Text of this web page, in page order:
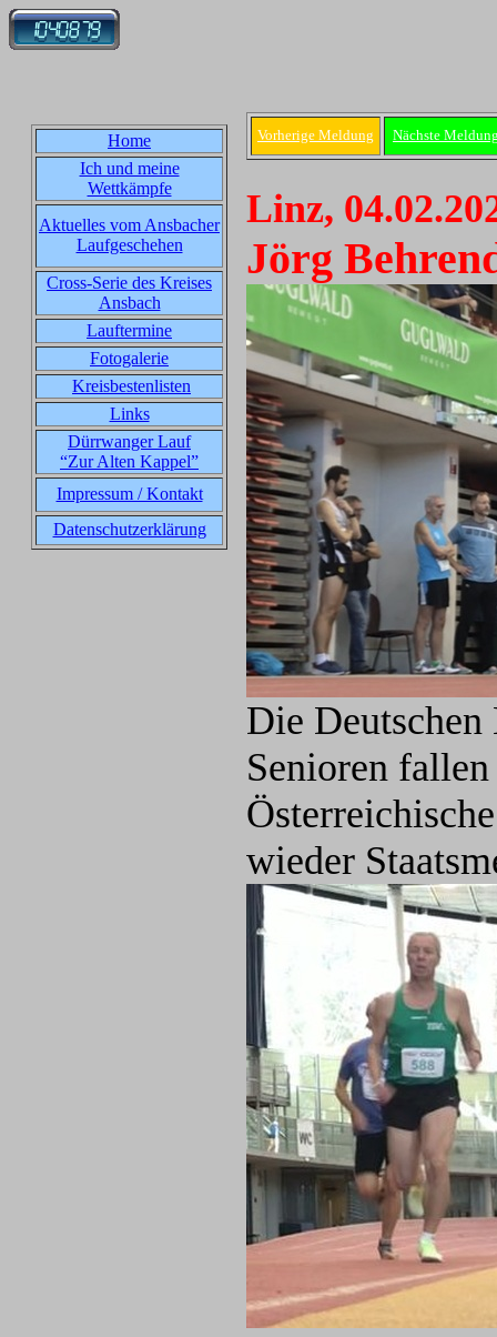
Home
Ich und meine
Wettkämpfe
Aktuelles vom Ansbacher
Laufgeschehen
Cross-Serie des Kreises
Ansbach
Lauftermine
Fotogalerie
Kreisbestenlisten
Links
Dürrwanger Lauf
“Zur Alten Kappel”
Impressum / Kontakt
Datenschutzerklärung
Vorherige Meldung Nächste
Linz,
Jörg
Die
Senioren
wieder